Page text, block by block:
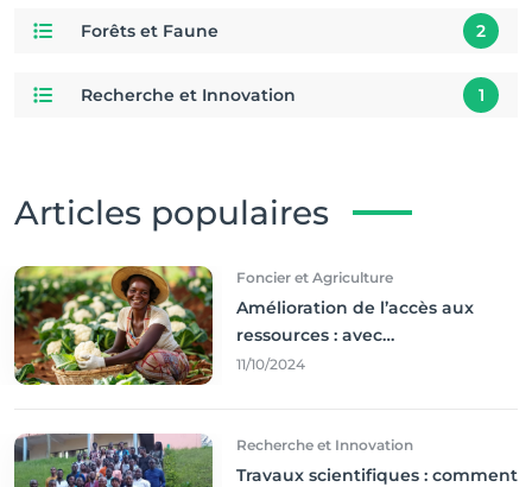
Forêts et Faune 2
Recherche et Innovation 1
Articles populaires
Foncier et Agriculture
Amélioration de l’accès aux
ressources : avec
l'incontournable ’agriculture
11/10/2024
Recherche et Innovation
Travaux scientifiques : comment